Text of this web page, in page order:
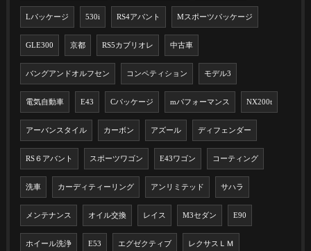
Lパッケージ 530i RS4アバント Mスポーツパッケージ
GLE300 京都 RS5カブリオレ 中古車
バングアンドオルフセン コンペティション モデル3
電気自動車 E43 Cパッケージ mパフォーマンス NX200t
アーバンスタイル カーボン アズール ディフェンダー
RS６アバント スポーツワゴン E43ワゴン コーティング
洗車 カーディティーリング アンリミテッド サハラ
メンテナンス オイル交換 レイス M3セダン E90
ホイール洗浄 E53 エグゼクティブ レクサスＬＭ